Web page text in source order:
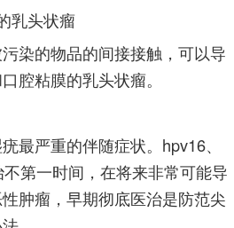
乳头状瘤
染的物品的间接接触，可以导
腔粘膜的乳头状瘤。
最严重的伴随症状。hpv16、
第一时间，在将来非常可能导
肿瘤，早期彻底医治是防范尖